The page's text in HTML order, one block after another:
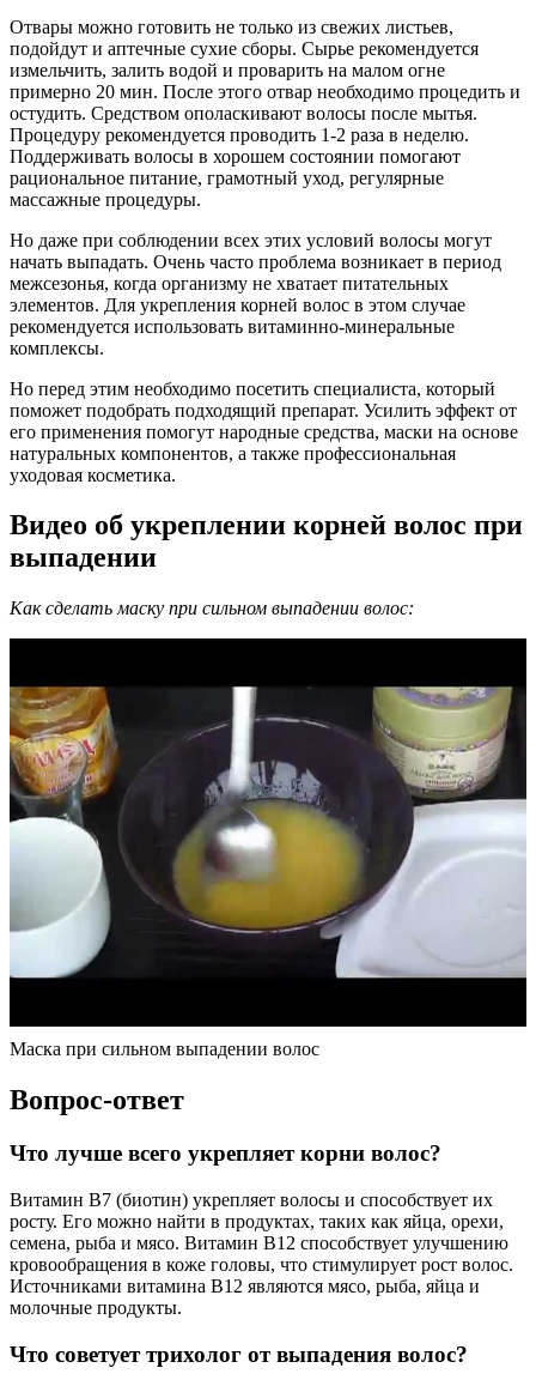
Отвары можно готовить не только из свежих листьев,
подойдут и аптечные сухие сборы. Сырье рекомендуется
измельчить, залить водой и проварить на малом огне
примерно 20 мин. После этого отвар необходимо процедить и
остудить. Средством ополаскивают волосы после мытья.
Процедуру рекомендуется проводить 1-2 раза в неделю.
Поддерживать волосы в хорошем состоянии помогают
рациональное питание, грамотный уход, регулярные
массажные процедуры.
Но даже при соблюдении всех этих условий волосы могут
начать выпадать. Очень часто проблема возникает в период
межсезонья, когда организму не хватает питательных
элементов. Для укрепления корней волос в этом случае
рекомендуется использовать витаминно-минеральные
комплексы.
Но перед этим необходимо посетить специалиста, который
поможет подобрать подходящий препарат. Усилить эффект от
его применения помогут народные средства, маски на основе
натуральных компонентов, а также профессиональная
уходовая косметика.
Видео об укреплении корней волос при
выпадении
Как сделать маску при сильном выпадении волос:
Маска при сильном выпадении волос
Вопрос-ответ
Что лучше всего укрепляет корни волос?
Витамин В7 (биотин) укрепляет волосы и способствует их
росту. Его можно найти в продуктах, таких как яйца, орехи,
семена, рыба и мясо. Витамин В12 способствует улучшению
кровообращения в коже головы, что стимулирует рост волос.
Источниками витамина В12 являются мясо, рыба, яйца и
молочные продукты.
Что советует трихолог от выпадения волос?